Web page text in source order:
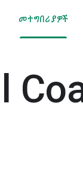
መተግበሪያዎች